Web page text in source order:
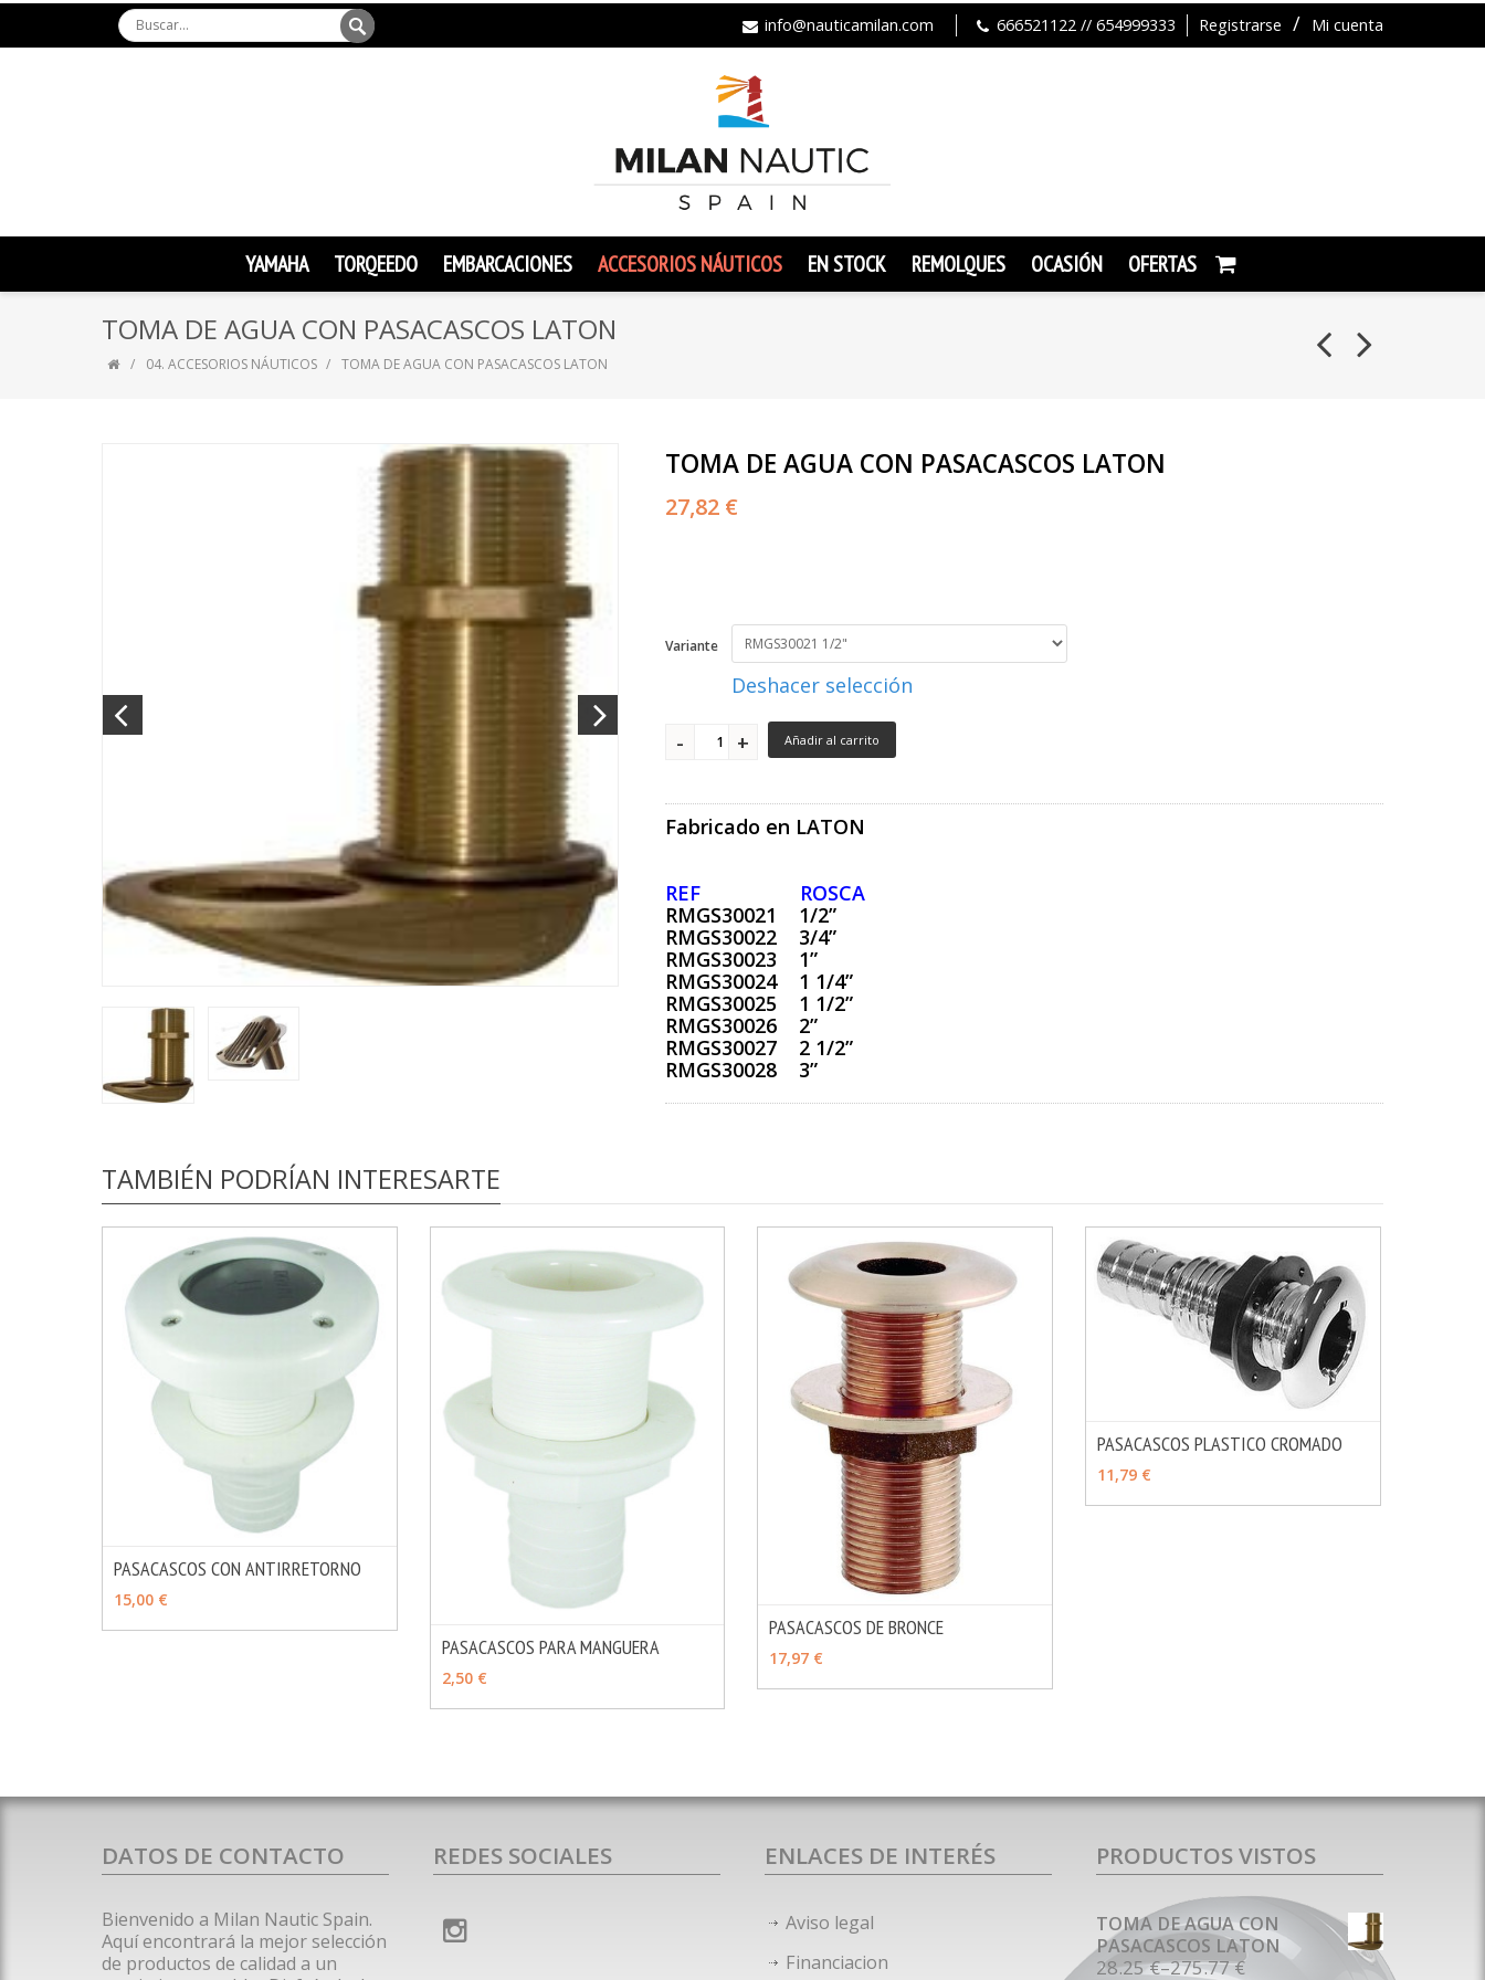
Registrarse Mi cuenta
info@nauticamilan.com 666521122 // 654999333
YAMAHA TORQEEDO EMBARCACIONES ACCESORIOS NÁUTICOS EN STOCK REMOLQUES OCASIÓN OFERTAS
TOMA DE AGUA CON PASACASCOS LATON
04. ACCESORIOS NÁUTICOS TOMA DE AGUA CON PASACASCOS LATON
TOMA DE AGUA CON PASACASCOS LATON
27,82 €
Variante
Deshacer selección
Añadir al carrito
Fabricado en LATON
REF ROSCA
RMGS30021 1/2”
RMGS30022 3/4”
RMGS30023 1”
RMGS30024 1 1/4”
RMGS30025 1 1/2”
RMGS30026 2”
RMGS30027 2 1/2”
RMGS30028 3”
TAMBIÉN PODRÍAN INTERESARTE
PASACASCOS CON ANTIRRETORNO
15,00 €
PASACASCOS PARA MANGUERA
2,50 €
PASACASCOS DE BRONCE
17,97 €
PASACASCOS PLASTICO CROMADO
11,79 €
DATOS DE CONTACTO
Bienvenido a Milan Nautic Spain.
Aquí encontrará la mejor selección
de productos de calidad a un
REDES SOCIALES ENLACES DE INTERÉS
Aviso legal
Financiacion
PRODUCTOS VISTOS
TOMA DE AGUA CON
PASACASCOS LATON
28.25 €–275.77 €